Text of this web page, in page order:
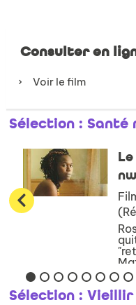
Consulter en
Voir le film
Sélection : Santé
de
Sélection :